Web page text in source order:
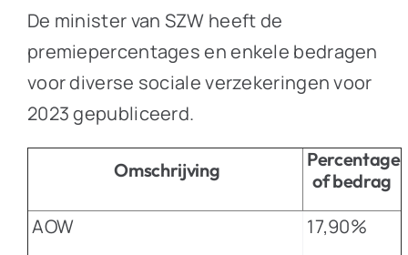
De minister van SZW heeft de
premiepercentages en enkele bedragen
voor diverse sociale verzekeringen voor
2023 gepubliceerd.
Omschrijving
Percentage
of bedrag
AOW 17,90%